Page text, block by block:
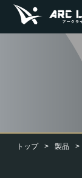
トップ 製品